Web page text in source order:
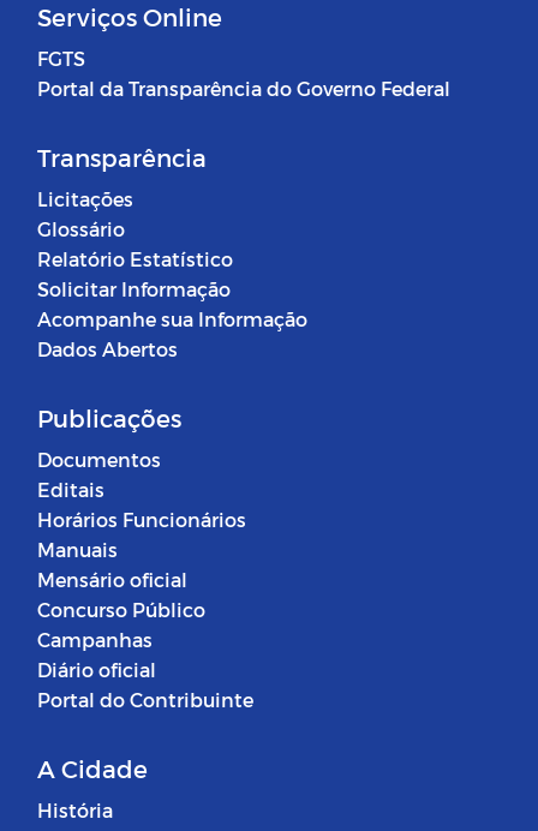
Serviços Online
FGTS
Portal da Transparência do Governo Federal
Transparência
Licitações
Glossário
Relatório Estatístico
Solicitar Informação
Acompanhe sua Informação
Dados Abertos
Publicações
Documentos
Editais
Horários Funcionários
Manuais
Mensário oficial
Concurso Público
Campanhas
Diário oficial
Portal do Contribuinte
A Cidade
História